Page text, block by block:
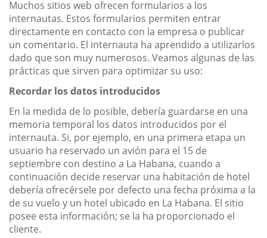
Muchos sitios web ofrecen formularios a los
internautas. Estos formularios permiten entrar
directamente en contacto con la empresa o publicar
un comentario. El internauta ha aprendido a utilizarlos
dado que son muy numerosos. Veamos algunas de las
prácticas que sirven para optimizar su uso:
Recordar los datos introducidos
En la medida de lo posible, debería guardarse en una
memoria temporal los datos introducidos por el
internauta. Si, por ejemplo, en una primera etapa un
usuario ha reservado un avión para el 15 de
septiembre con destino a La Habana, cuando a
continuación decide reservar una habitación de hotel
debería ofrecérsele por defecto una fecha próxima a la
de su vuelo y un hotel ubicado en La Habana. El sitio
posee esta información; se la ha proporcionado el
cliente.